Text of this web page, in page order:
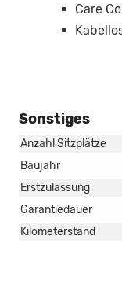
Care
Sonstiges
Anzahl Sitzplätze
Baujahr
Erstzulassung
Garantiedauer
Kilometerstand